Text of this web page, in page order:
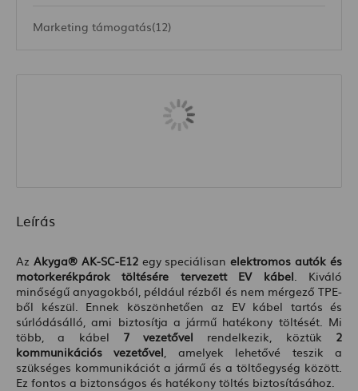
Marketing támogatás(12)
Leírás
Az Akyga® AK-SC-E12egy speciálisanelektromos autók és
motorkerékpárok töltésére tervezett EV kábel . Kiváló
minőségű anyagokból, például rézből és nem mérgező TPE-
ből készül. Ennek köszönhetően az EV kábel tartós és
súrlódásálló, ami biztosítja a jármű hatékony töltését. Mi
több, a kábel 7 vezetővel rendelkezik, köztük 2
kommunikációs vezetővel , amelyek lehetővé teszik a
szükséges kommunikációt a jármű és a töltőegység között.
Ez fontos a biztonságos és hatékony töltés biztosításához.